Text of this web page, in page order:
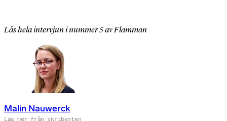
Läs hela intervjun i nummer 5 av Flamman
Malin Nauwerck
Läs mer från skribenten